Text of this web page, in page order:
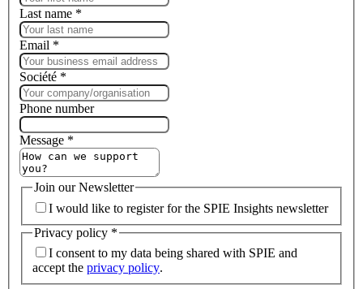
Last name *
Email *
Société *
Phone number
Message *
Join our Newsletter
I would like to register for the SPIE Insights newsletter
Privacy policy *
I consent to my data being shared with SPIE and
accept the privacy policy.